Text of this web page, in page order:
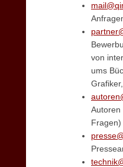
von
ums
Autoren
Fragen)